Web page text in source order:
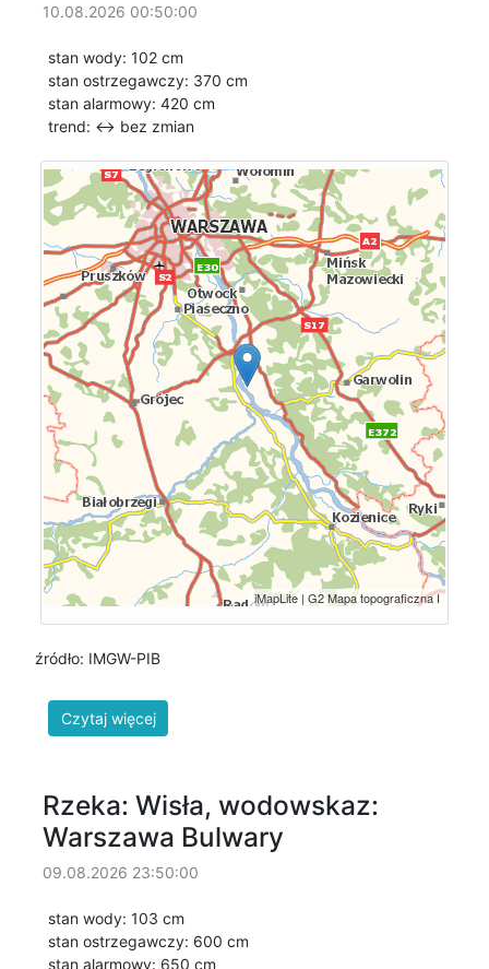
10.08.2026 00:50:00
stan wody: 102 cm
stan ostrzegawczy: 370 cm
stan alarmowy: 420 cm
trend: ↔ bez zmian
źródło: IMGW-PIB
Rzeka: Wisła, wodowskaz:
Warszawa Bulwary
09.08.2026 23:50:00
stan wody: 103 cm
stan ostrzegawczy: 600 cm
stan alarmowy: 650 cm